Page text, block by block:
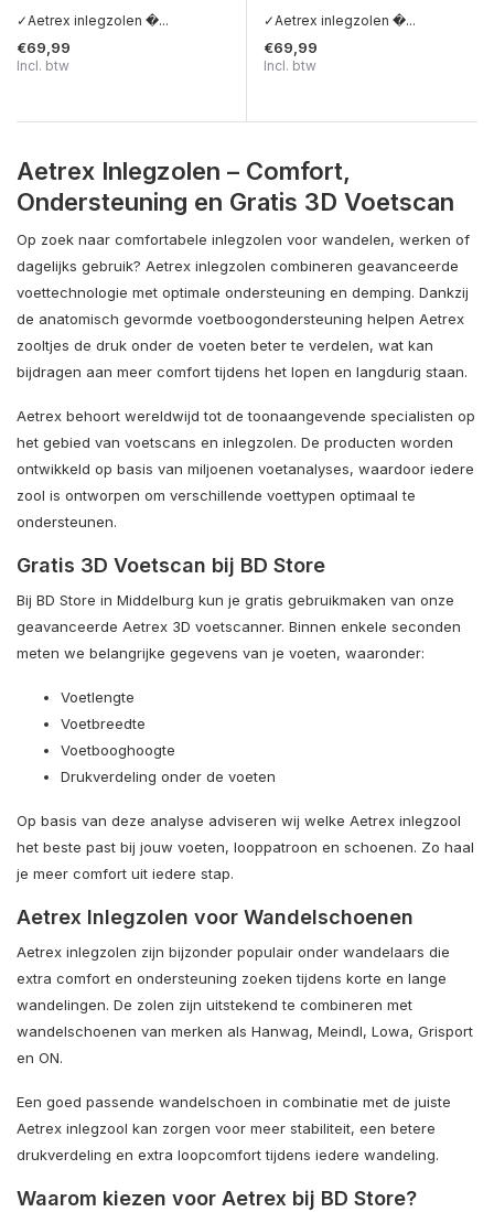
✓Aetrex inlegzolen �...
€69,99
Incl. btw
✓Aetrex inlegzolen �...
€69,99
Incl. btw
Aetrex Inlegzolen – Comfort,
Ondersteuning en Gratis 3D Voetscan
Op zoek naar comfortabele inlegzolen voor wandelen, werken of
dagelijks gebruik? Aetrex inlegzolen combineren geavanceerde
voettechnologie met optimale ondersteuning en demping. Dankzij
de anatomisch gevormde voetboogondersteuning helpen Aetrex
zooltjes de druk onder de voeten beter te verdelen, wat kan
bijdragen aan meer comfort tijdens het lopen en langdurig staan.
Aetrex behoort wereldwijd tot de toonaangevende specialisten op
het gebied van voetscans en inlegzolen. De producten worden
ontwikkeld op basis van miljoenen voetanalyses, waardoor iedere
zool is ontworpen om verschillende voettypen optimaal te
ondersteunen.
Gratis 3D Voetscan bij BD Store
Bij BD Store in Middelburg kun je gratis gebruikmaken van onze
geavanceerde Aetrex 3D voetscanner. Binnen enkele seconden
meten we belangrijke gegevens van je voeten, waaronder:
Voetlengte
Voetbreedte
Voetbooghoogte
Drukverdeling onder de voeten
Op basis van deze analyse adviseren wij welke Aetrex inlegzool
het beste past bij jouw voeten, looppatroon en schoenen. Zo haal
je meer comfort uit iedere stap.
Aetrex Inlegzolen voor Wandelschoenen
Aetrex inlegzolen zijn bijzonder populair onder wandelaars die
extra comfort en ondersteuning zoeken tijdens korte en lange
wandelingen. De zolen zijn uitstekend te combineren met
wandelschoenen van merken als Hanwag, Meindl, Lowa, Grisport
en ON.
Een goed passende wandelschoen in combinatie met de juiste
Aetrex inlegzool kan zorgen voor meer stabiliteit, een betere
drukverdeling en extra loopcomfort tijdens iedere wandeling.
Waarom kiezen voor Aetrex bij BD Store?